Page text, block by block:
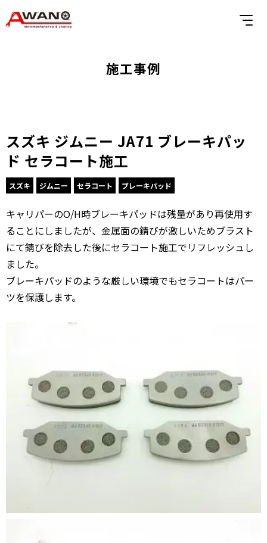
施工事例
スズキ ジムニー JA71 ブレーキパッ
ド セラコート施工
スズキ ジムニー セラコート ブレーキパッド
キャリパーのO/H時ブレーキパッドは残量があり再使用す
ることにしましたが、金属面の錆びが激しいためブラスト
にて錆びを除去した後にセラコート施工でリフレッシュし
ました。
ブレーキパッドのような厳しい環境でもセラコートはパー
ツを保護します。